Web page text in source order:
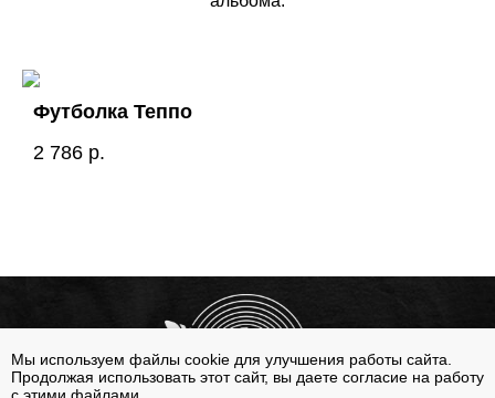
Футболка Теппо
2 786 р.
Мы используем файлы cookie для улучшения работы сайта.
Продолжая использовать этот сайт, вы даете согласие на работу